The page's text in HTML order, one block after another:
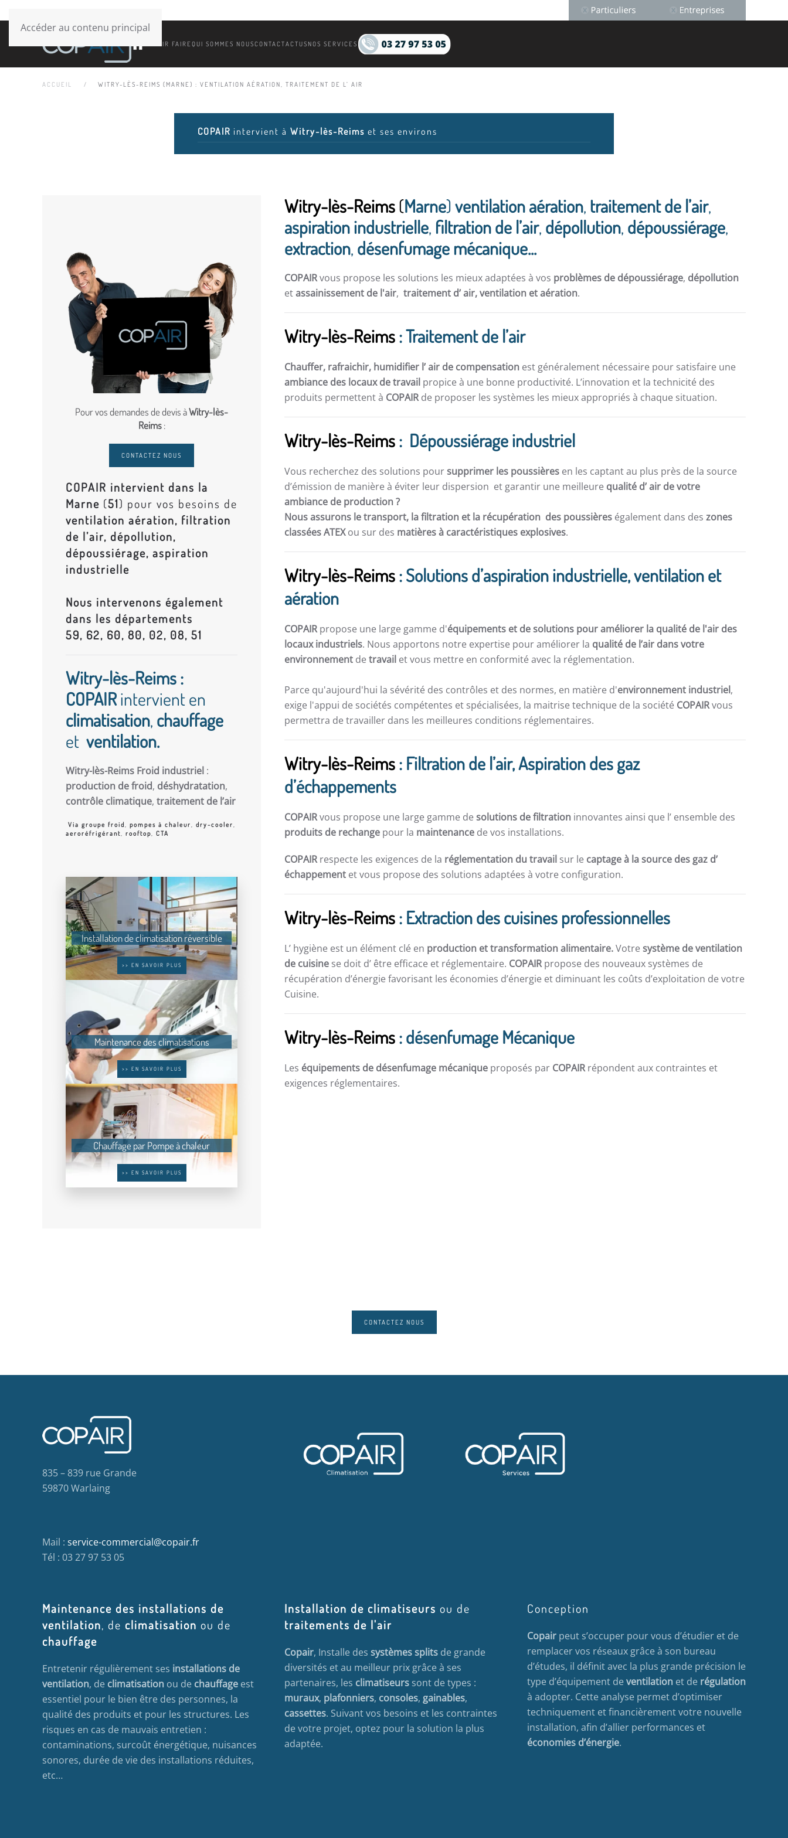
Accéder au contenu principal
SAVOIR FAIREQUI SOMMES NOUSCONTACTACTUS NOS SERVICES
ACCUEIL WITRY-LÈS-REIMS (MARNE) : VENTILATION AÉRATION, TRAITEMENT DE L’ AIR
COPAIR intervient à Witry-lès-Reims et ses environs
Pour vos demandes de devis àWitry-lès-
Reims:
CONTACTEZ NOUS
COPAIR intervient dans la
Marne (51) pour vos besoins de
ventilation aération, filtration
de l’air, dépollution,
dépoussiérage, aspiration
industrielle
Nous intervenons également
dans les départements
59, 62, 60, 80, 02, 08, 51
Witry-lès-Reims :
COPAIRintervient en
climatisation, chauffage
et ventilation.
Witry-lès-Reims Froid industriel :
production de froid, déshydratation,
contrôle climatique, traitement de l’air
Via groupe froid pompes à chaleur dry-cooler
aeroréfrigérant
rooftop CTA
Installation de climatisation réversible
>> EN SAVOIR PLUS
Maintenance des climatisations
>> EN SAVOIR PLUS
Chauffage par Pompe à chaleur
>> EN SAVOIR PLUS
Witry-lès-Reims(Marne)ventilation aération, traitement de l’air,
aspiration industrielle, filtration de l’air, dépollution, dépoussiérage,
extraction, désenfumage mécanique...
COPAIRvous propose les solutions les mieux adaptées à vos problèmes de dépoussiérage, dépollution
etassainissement de l'air,traitement d’ air,ventilation et aération.
Witry-lès-Reims: Traitement de l’air
Chauffer, rafraichir, humidifier l’ air de compensation est généralement nécessaire pour satisfaire une
ambiance des locaux de travail propice à une bonne productivité. L’innovation et la technicité des
produits permettent à COPAIRde proposer les systèmes les mieux appropriés à chaque situation.
Witry-lès-Reims: Dépoussiérage industriel
Vous recherchez des solutions poursupprimer les poussières en les captant au plus près de la source
d’émission de manière à éviter leur dispersion et garantir une meilleure qualité d’ air de votre
ambiance de production ?
Nous assurons le transport, la filtration et la récupération des poussières également dans deszones
classées ATEXou sur des matières à caractéristiques explosives.
Witry-lès-Reims: Solutions d’aspiration industrielle, ventilation et
aération
COPAIRpropose une large gamme d'équipements et de solutions pour améliorer la qualité de l'air des
locaux industriels. Nous apportons notre expertise pour améliorer la qualité de l’air dans votre
environnement detravail et vous mettre en conformité avec la réglementation.
Parce qu'aujourd'hui la sévérité des contrôles et des normes, en matière d'environnement industriel,
exige l'appui de sociétés compétentes et spécialisées, la maitrise technique de la société COPAIRvous
permettra de travailler dans les meilleures conditions réglementaires.
Witry-lès-Reims: Filtration de l’air, Aspiration des gaz
d’échappements
COPAIRvous propose une large gamme desolutions de filtration innovantes ainsi que l’ ensemble des
produits de rechange pour la maintenance de vos installations.
COPAIRrespecte les exigences de la réglementation du travail sur le captage à la source des gaz d’
échappement et vous propose des solutions adaptées à votre configuration.
Witry-lès-Reims: Extraction des cuisines professionnelles
L’ hygiène est un élément clé en production et transformation alimentaire.Votresystème de ventilation
de cuisine se doit d’ être efficace et réglementaire. COPAIRpropose des nouveaux systèmes de
récupération d’énergie favorisant les économies d’énergie et diminuant les coûts d’exploitation de votre
Cuisine.
Witry-lès-Reims: désenfumage Mécanique
Les équipements de désenfumage mécanique proposés par COPAIRrépondent aux contraintes et
exigences réglementaires.
CONTACTEZ NOUS
835 – 839 rue Grande
59870 Warlaing
Mail : service-commercial@copair.fr
Tél : 03 27 97 53 05
Maintenance des installations de
ventilation, de climatisation ou de
chauffage
Entretenir régulièrement ses installations de
ventilation, de climatisation ou de chauffage est
essentiel pour le bien être des personnes, la
qualité des produits et pour les structures. Les
risques en cas de mauvais entretien :
contaminations, surcoût énergétique, nuisances
sonores, durée de vie des installations réduites,
etc…
Installation de climatiseurs ou de
traitements de l'air
Copair, Installe des systèmes splits de grande
diversités et au meilleur prix grâce à ses
partenaires, les climatiseurs sont de types :
muraux, plafonniers, consoles, gainables,
cassettes. Suivant vos besoins et les contraintes
de votre projet, optez pour la solution la plus
adaptée.
Conception
Copairpeut s’occuper pour vous d’étudier et de
remplacer vos réseaux grâce à son bureau
d’études, il définit avec la plus grande précision le
type d’équipement deventilationet de régulation
à adopter. Cette analyse permet d’optimiser
techniquement et financièrement votre nouvelle
installation, afin d’allier performances et
économies d’énergie.